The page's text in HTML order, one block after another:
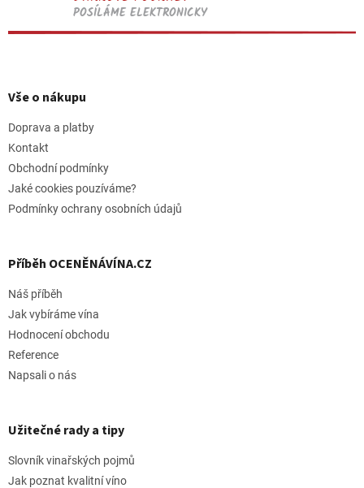
POSÍLÁME ELEKTRONICKY
pVše o nákupu
Doprava a platby
Kontakt
Obchodní podmínky
Jaké cookies pouzíváme?
Podmínky ochrany osobních údajů
Příběh OCENĚNÁVÍNA.CZ
Náš příběh
Jak vybíráme vína
Hodnocení obchodu
Reference
Napsali o nás
Užitečné rady a tipy
Slovník vinařských pojmů
Jak poznat kvalitní víno